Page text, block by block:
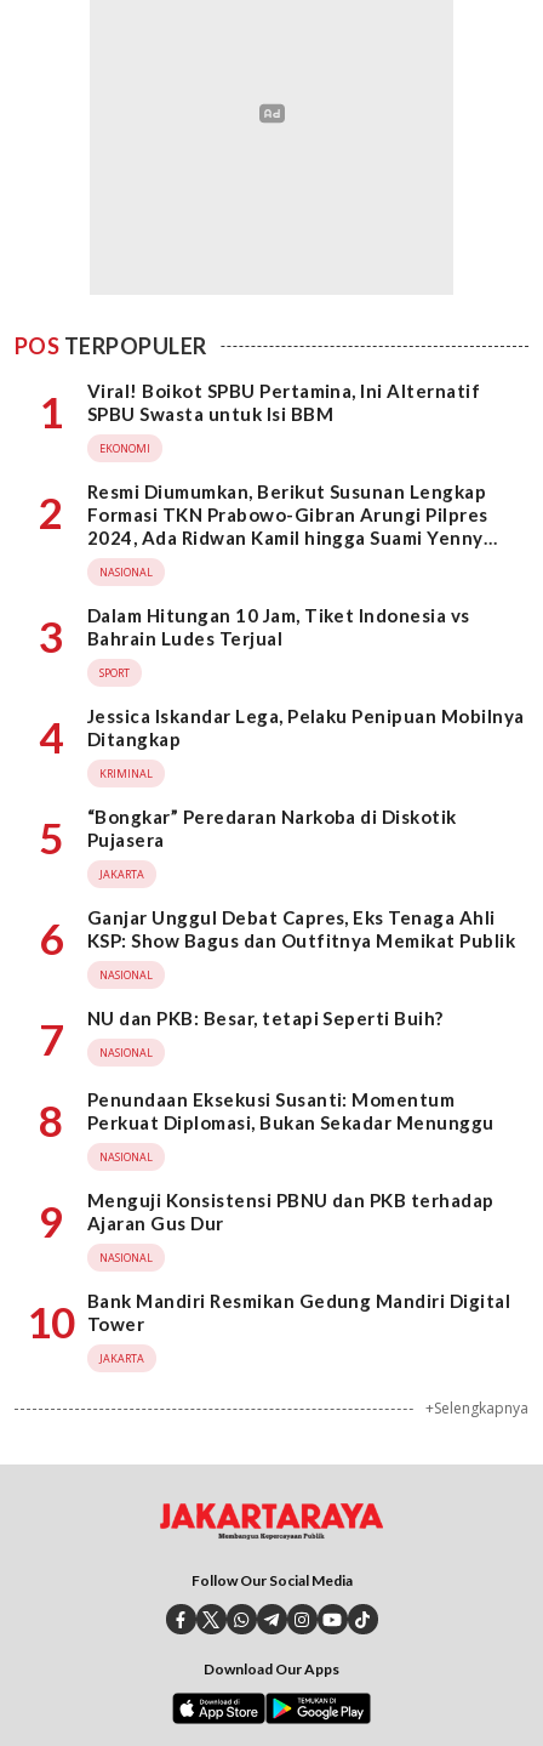
POS TERPOPULER
1
Viral! Boikot SPBU Pertamina, Ini Alternatif
SPBU Swasta untuk Isi BBM
EKONOMI
2
Resmi Diumumkan, Berikut Susunan Lengkap
Formasi TKN Prabowo-Gibran Arungi Pilpres
2024, Ada Ridwan Kamil hingga Suami Yenny
Wahid
NASIONAL
3
Dalam Hitungan 10 Jam, Tiket Indonesia vs
Bahrain Ludes Terjual
SPORT
4
Jessica Iskandar Lega, Pelaku Penipuan Mobilnya
Ditangkap
KRIMINAL
5
“Bongkar” Peredaran Narkoba di Diskotik
Pujasera
JAKARTA
6
Ganjar Unggul Debat Capres, Eks Tenaga Ahli
KSP: Show Bagus dan Outfitnya Memikat Publik
NASIONAL
7 NU dan PKB: Besar, tetapi Seperti Buih?
NASIONAL
8
Penundaan Eksekusi Susanti: Momentum
Perkuat Diplomasi, Bukan Sekadar Menunggu
NASIONAL
9
Menguji Konsistensi PBNU dan PKB terhadap
Ajaran Gus Dur
NASIONAL
10
Bank Mandiri Resmikan Gedung Mandiri Digital
Tower
JAKARTA
+Selengkapnya
Follow Our Social Media
Download Our Apps